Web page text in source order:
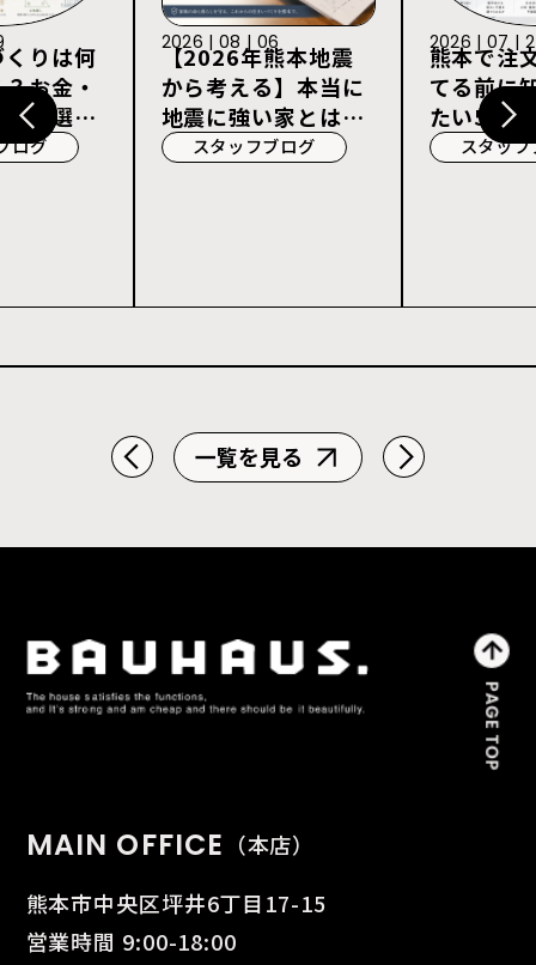
りは何
お金・
社選び
ログ
【2026年熊本地震
から考える】本当に
地震に強い家とは？
耐震等級3・許容応
スタッフブログ
2026 | 08 | 06
熊本で注
てる前に
たい5つ
スタッ
2026 | 07 |
一覧を見る
MAIN OFFICE （本店）
熊本市中央区坪井6丁目17-15
営業時間 9:00-18:00